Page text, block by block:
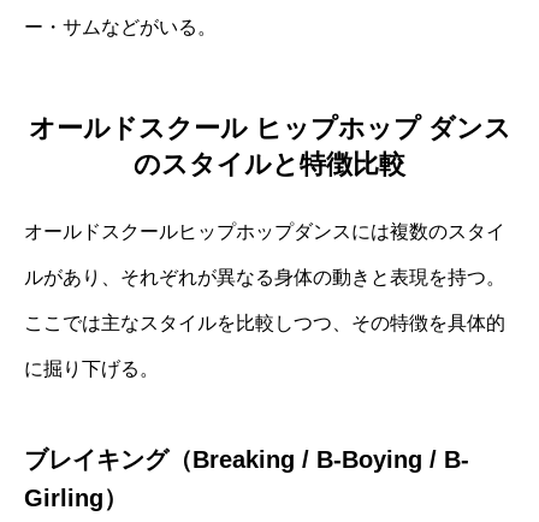
ー・サムなどがいる。
オールドスクール ヒップホップ ダンス
のスタイルと特徴比較
オールドスクールヒップホップダンスには複数のスタイ
ルがあり、それぞれが異なる身体の動きと表現を持つ。
ここでは主なスタイルを比較しつつ、その特徴を具体的
に掘り下げる。
ブレイキング（Breaking / B‐Boying / B‐
Girling）